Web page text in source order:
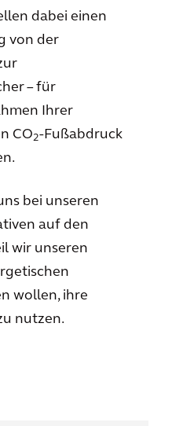
dabei einen
von der
– für
Ihrer
CO2-Fußabdruck
bei unseren
auf den
wir unseren
wollen, ihre
nutzen.